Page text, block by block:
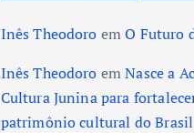
Inês Theodoro emO Futuro
Inês Theodoro emNasce a
Cultura Junina para
patrimônio cultural do Brasil